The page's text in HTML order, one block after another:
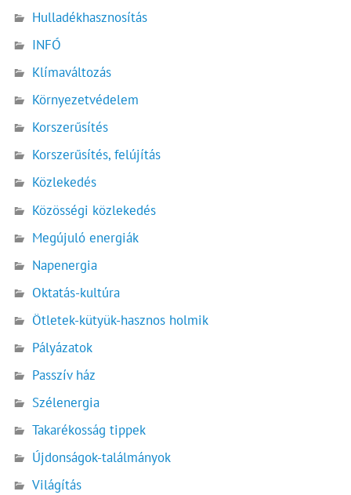
Hulladékhasznosítás
INFÓ
Klímaváltozás
Környezetvédelem
Korszerűsítés
Korszerűsítés, felújítás
Közlekedés
Közösségi közlekedés
Megújuló energiák
Napenergia
Oktatás-kultúra
Ötletek-kütyük-hasznos holmik
Pályázatok
Passzív ház
Szélenergia
Takarékosság tippek
Újdonságok-találmányok
Világítás